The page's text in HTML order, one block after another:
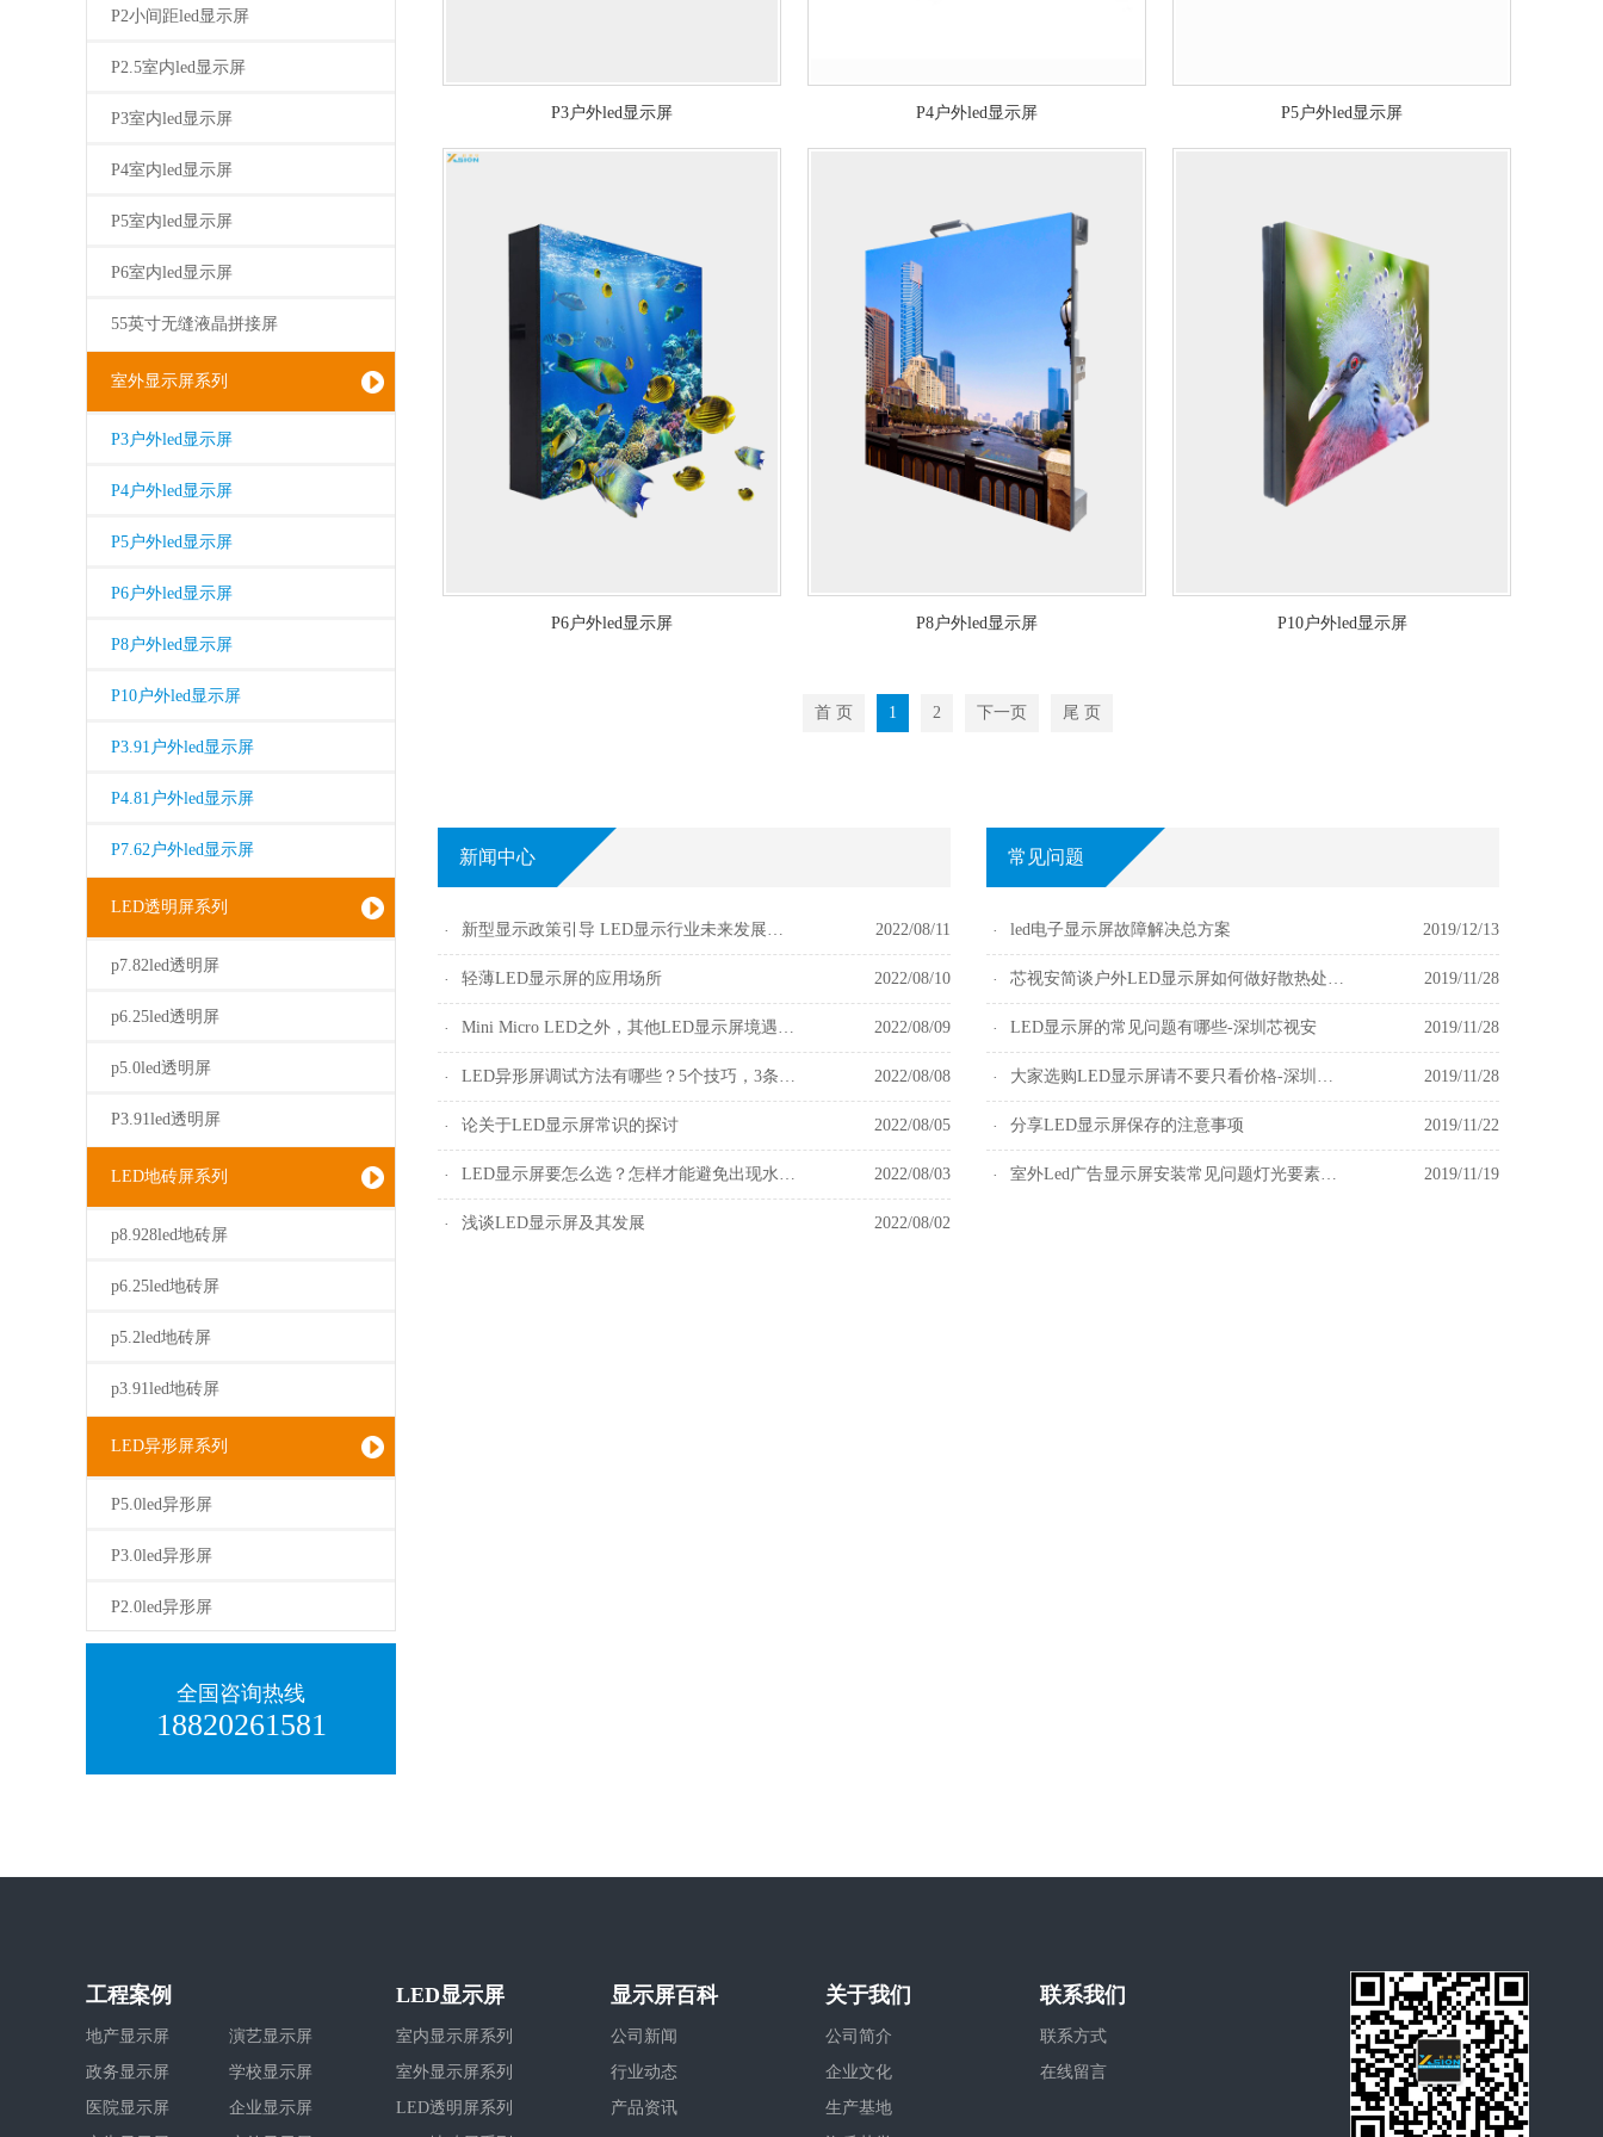
P2小间距led显示屏
P2.5室内led显示屏
P3室内led显示屏
P4室内led显示屏
P5室内led显示屏
P6室内led显示屏
55英寸无缝液晶拼接屏
室外显示屏系列
P3户外led显示屏
P4户外led显示屏
P5户外led显示屏
P6户外led显示屏
P8户外led显示屏
P10户外led显示屏
P3.91户外led显示屏
P4.81户外led显示屏
P7.62户外led显示屏
LED透明屏系列
p7.82led透明屏
p6.25led透明屏
p5.0led透明屏
P3.91led透明屏
LED地砖屏系列
p8.928led地砖屏
p6.25led地砖屏
p5.2led地砖屏
p3.91led地砖屏
LED异形屏系列
P5.0led异形屏
P3.0led异形屏
P2.0led异形屏
全国咨询热线
18820261581
P3户外led显示屏 P4户外led显示屏 P5户外led显示屏
P6户外led显示屏 P8户外led显示屏 P10户外led显示屏
首 页 1 2 下一页 尾 页
新闻中心
新型显示政策引导 LED显示行业未来发展环境愈加良性规范 2022/08/11
轻薄LED显示屏的应用场所 2022/08/10
Mini Micro LED之外，其他LED显示屏境遇如何 2022/08/09
LED异形屏调试方法有哪些？5个技巧，3条注意事项 2022/08/08
论关于LED显示屏常识的探讨 2022/08/05
LED显示屏要怎么选？怎样才能避免出现水波纹？ 2022/08/03
浅谈LED显示屏及其发展 2022/08/02
常见问题
led电子显示屏故障解决总方案 2019/12/13
芯视安简谈户外LED显示屏如何做好散热处理？ 2019/11/28
LED显示屏的常见问题有哪些-深圳芯视安 2019/11/28
大家选购LED显示屏请不要只看价格-深圳芯视安 2019/11/28
分享LED显示屏保存的注意事项 2019/11/22
室外Led广告显示屏安装常见问题灯光要素不可忽视 2019/11/19
工程案例
地产显示屏
演艺显示屏
政务显示屏
学校显示屏
医院显示屏
企业显示屏
LED显示屏
室内显示屏系列
室外显示屏系列
LED透明屏系列
显示屏百科
公司新闻
行业动态
产品资讯
关于我们
公司简介
企业文化
生产基地
联系我们
联系方式
在线留言